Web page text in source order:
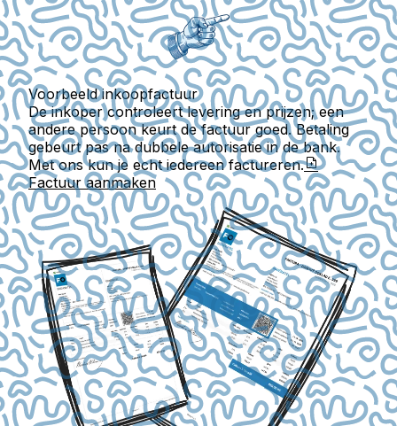
Voorbeeld inkoopfactuur
De inkoper controleert levering en prijzen; een
andere persoon keurt de factuur goed. Betaling
gebeurt pas na dubbele autorisatie in de bank.
Met ons kun je echt iedereen factureren.
Factuur aanmaken